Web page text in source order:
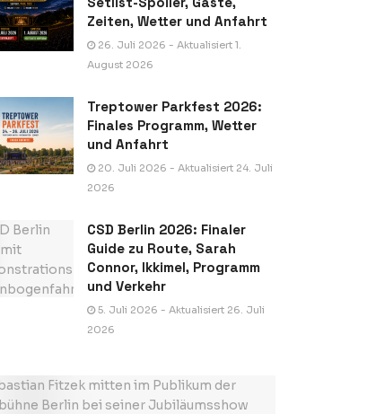
Zeiten, Wetter und Anfahrt
26. Juli 2026 - Aktualisiert 1.
August 2026
Treptower Parkfest 2026:
Finales Programm, Wetter
und Anfahrt
20. Juli 2026 - Aktualisiert 24. Juli
2026
CSD Berlin 2026: Finaler
Guide zu Route, Sarah
Connor, Ikkimel, Programm
und Verkehr
5. Juli 2026 - Aktualisiert 26. Juli
2026